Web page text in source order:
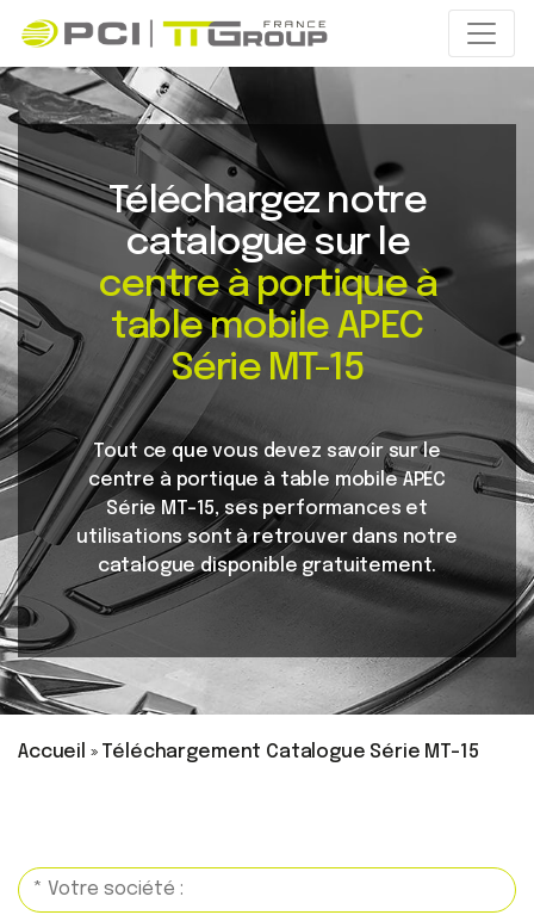
Téléchargez notre
catalogue sur le
centre à portique à
table mobile APEC
Série MT-15
Tout ce que vous devez savoir sur le
centre à portique à table mobile APEC
Série MT-15, ses performances et
utilisations sont à retrouver dans notre
catalogue disponible gratuitement.
Accueil » Téléchargement Catalogue Série MT-15